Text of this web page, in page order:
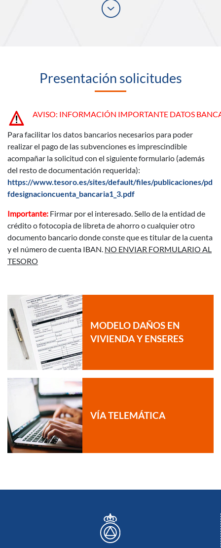
Presentación solicitudes
AVISO: INFORMACIÓN IMPORTANTE DATOS
Para facilitar los datos bancarios necesarios para poder
realizar el pago de las subvenciones es imprescindible
acompañar la solicitud con el siguiente formulario (además
del resto de documentación requerida):
https://www.tesoro.es/sites/default/files/publicaciones/pd
fdesignacioncuenta_bancaria1_3.pdf
Importante: Firmar por el interesado. Sello de la entidad de
crédito o fotocopia de libreta de ahorro o cualquier otro
documento bancario donde conste que es titular de la cuenta
y el número de cuenta IBAN. NO ENVIAR FORMULARIO AL
TESORO
MODELO DAÑOS EN
VIVIENDA Y ENSERES
VÍA TELEMÁTICA